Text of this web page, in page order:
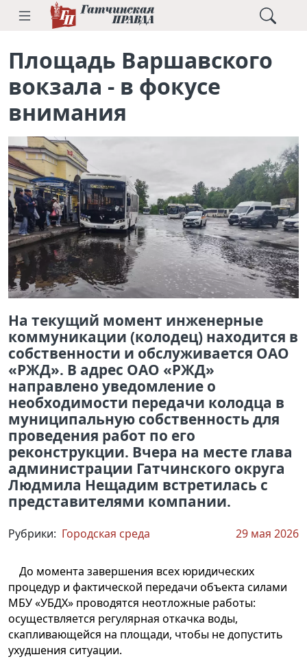
Площадь Варшавского
вокзала - в фокусе
внимания
На текущий момент инженерные
коммуникации (колодец) находится в
собственности и обслуживается ОАО
«РЖД». В адрес ОАО «РЖД»
направлено уведомление о
необходимости передачи колодца в
муниципальную собственность для
проведения работ по его
реконструкции. Вчера на месте глава
администрации Гатчинского округа
Людмила Нещадим встретилась с
представителями компании.
Рубрики: Городская среда 29 мая 2026
До момента завершения всех юридических
процедур и фактической передачи объекта силами
МБУ «УБДХ» проводятся неотложные работы:
осуществляется регулярная откачка воды,
скапливающейся на площади, чтобы не допустить
ухудшения ситуации.